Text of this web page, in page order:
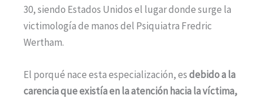
30, siendo Estados Unidos el lugar donde surge la
victimología de manos del Psiquiatra Fredric
Wertham.
El porqué nace esta especialización, esdebido a la
carencia que existía en la atención hacia la víctima,